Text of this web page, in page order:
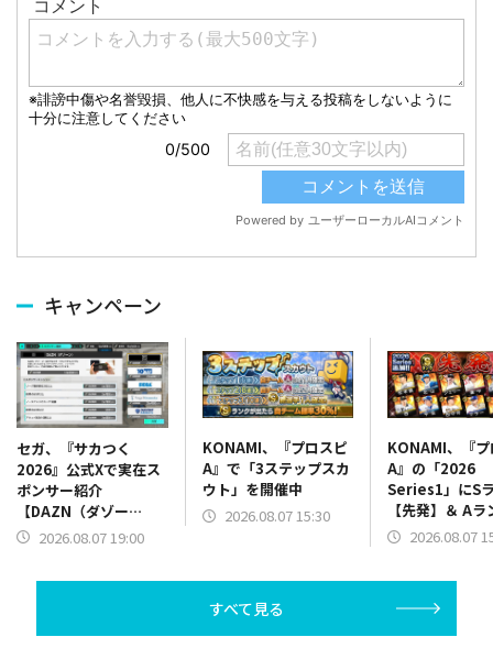
キャンペーン
セガ、『サカつく
2026』公式Xで実在ス
ポンサー紹介
【DAZN（ダゾー
ン）】篇をポスト
2026.08.07 19:00
KONAMI、『プロスピ
A』で「3ステップスカ
ウト」を開催中
2026.08.07 15:30
KONAMI、『
A』の「2026
Series1」にS
【先発】＆ Aラ
【野手】新登
塁手)、持丸泰
捕手)など
2026.08.07
すべて見る